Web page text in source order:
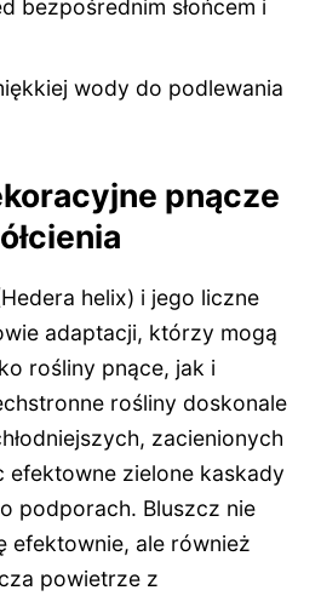
bezpośrednim słońcem i
wody do podlewania
pnącze
helix) i jego liczne
adaptacji, którzy mogą
rośliny pnące, jak i
rośliny doskonale
zacienionych
efektowne zielone kaskady
podporach. Bluszcz nie
efektownie, ale również
powietrze z